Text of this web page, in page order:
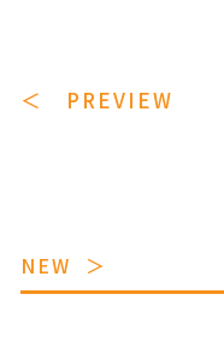
＜ PREVIEW
NEW